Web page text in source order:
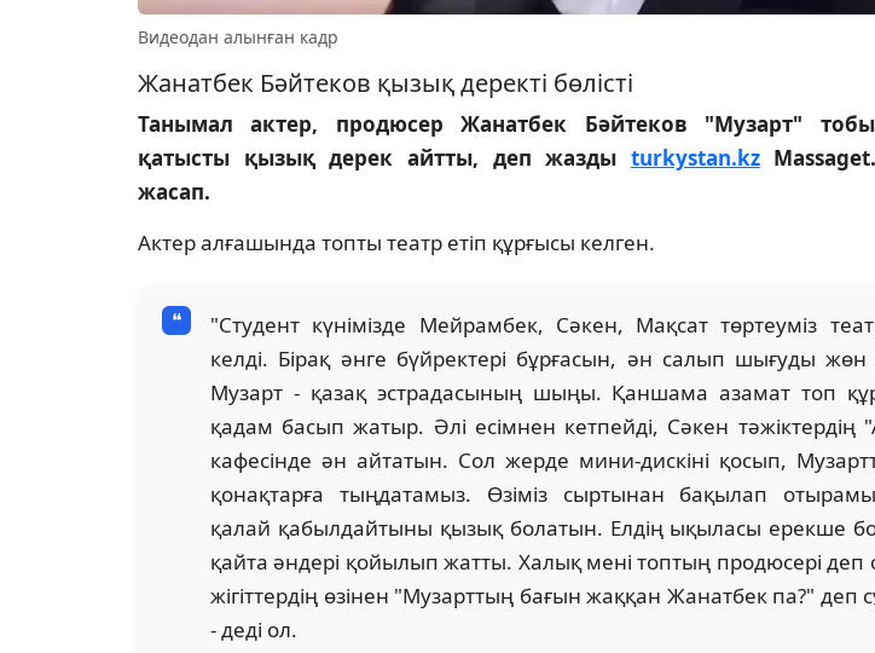
Видеодан алынған кадр
Жанатбек Бәйтеков қызық деректі бөлісті
Танымал актер, продюсер Жанатбек Бәйтеков "Музарт"
қатысты қызық дерек айтты, деп жазды turkystan.kz
жасап.
Актер алғашында топты театр етіп құрғысы келген.
"Студент күнімізде Мейрамбек, Сәкен, Мақсат төртеуміз
келді. Бірақ әнге бүйректері бұрғасын, ән салып шығуды жөн
Музарт - қазақ эстрадасының шыңы. Қаншама азамат топ
қадам басып жатыр. Әлі есімнен кетпейді, Сәкен тәжіктердің
кафесінде ән айтатын. Сол жерде мини-дискіні қосып,
қонақтарға тыңдатамыз. Өзіміз сыртынан бақылап
қалай қабылдайтыны қызық болатын. Елдің ықыласы ерекше
қайта әндері қойылып жатты. Халық мені топтың продюсері
жігіттердің өзінен "Музарттың бағын жаққан Жанатбек па?" деп
- деді ол.